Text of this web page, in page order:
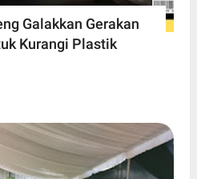
Galakkan Gerakan
Kurangi Plastik